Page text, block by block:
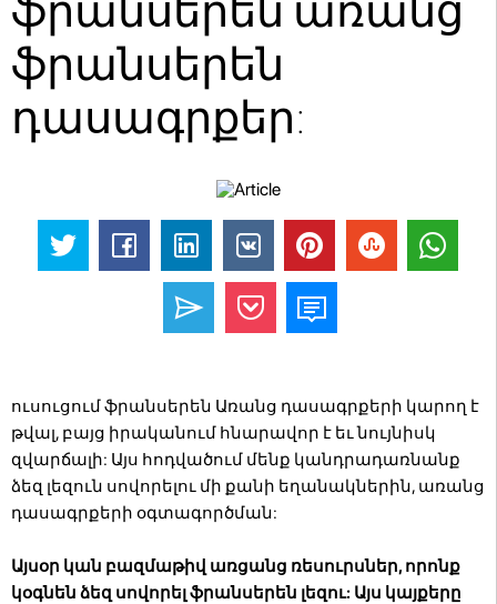
ֆրանսերեն առանց
ֆրանսերեն
դասագրքեր:
ուսուցում ֆրանսերեն Առանց դասագրքերի կարող է
թվալ, բայց իրականում հնարավոր է եւ նույնիսկ
զվարճալի: Այս հոդվածում մենք կանդրադառնանք
ձեզ լեզուն սովորելու մի քանի եղանակներին, առանց
դասագրքերի օգտագործման:
Այսօր կան բազմաթիվ առցանց ռեսուրսներ, որոնք
կօգնեն ձեզ սովորել ֆրանսերեն լեզու: Այս կայքերը